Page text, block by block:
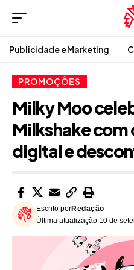
Publicidade e Marketing
PROMOÇÕES
Milky Moo
Milkshake com
digital e
Última atualização 10 de
Escrito porRedação